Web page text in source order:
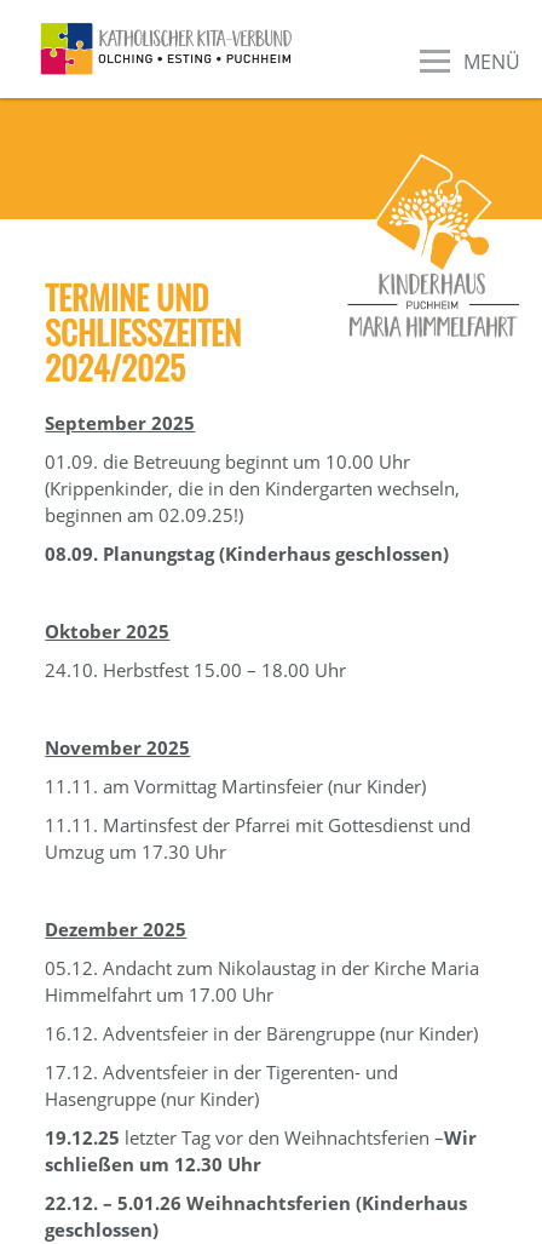
MENÜ
TERMINE UND
SCHLIESSZEITEN 2
024/2025
September 2025
01.09. die Betreuung beginnt um 10.00 Uhr
(Krippenkinder, die in den Kindergarten wechseln,
beginnen am 02.09.25!)
08.09. Planungstag (Kinderhaus geschlossen)
Oktober 2025
24.10. Herbstfest 15.00 – 18.00 Uhr
November 2025
11.11. am Vormittag Martinsfeier (nur Kinder)
11.11. Martinsfest der Pfarrei mit Gottesdienst und
Umzug um 17.30 Uhr
Dezember 2025
05.12. Andacht zum Nikolaustag in der Kirche Maria
Himmelfahrt um 17.00 Uhr
16.12. Adventsfeier in der Bärengruppe (nur Kinder)
17.12. Adventsfeier in der Tigerenten- und
Hasengruppe (nur Kinder)
19.12.25 letzter Tag vor den Weihnachtsferien –Wir
schließen um 12.30 Uhr
22.12. – 5.01.26 Weihnachtsferien (Kinderhaus
geschlossen)